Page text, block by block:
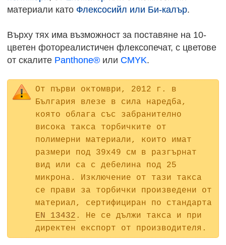
материали като Флексосийл или Би-калър.
Върху тях има възможност за поставяне на 10-
цветен фотореалистичен флексопечат, с цветове
от скалите Panthone®или CMYK.
От първи октомври, 2012 г. в
България влезе в сила наредба,
която облага със забранително
висока такса торбичките от
полимерни материали, които имат
размери под 39х49 см в разгърнат
вид или са с дебелина под 25
микрона. Изключение от тази такса
се прави за торбички произведени от
материал, сертифициран по стандарта
EN 13432 . Не се дължи такса и при
директен експорт от производителя.